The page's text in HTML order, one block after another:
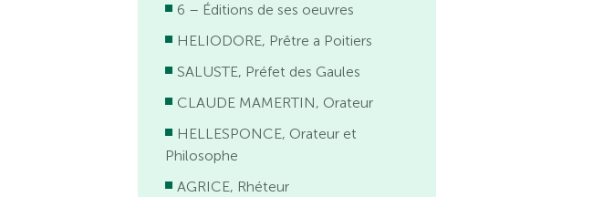
6 – Éditions de ses oeuvres
HELIODORE, Prêtre a Poitiers
SALUSTE, Préfet des Gaules
CLAUDE MAMERTIN, Orateur
HELLESPONCE, Orateur et
Philosophe
AGRICE, Rhéteur